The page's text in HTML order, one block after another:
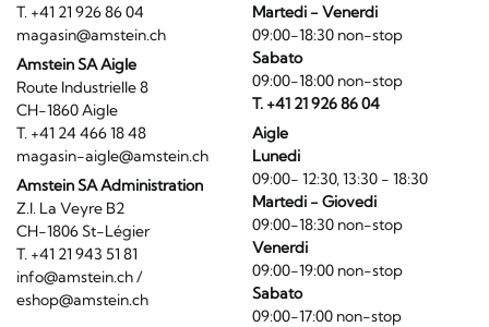
T. +41 21 926 86 04
magasin@amstein.ch
Amstein SA Aigle
Route Industrielle 8
CH-1860 Aigle
T. +41 24 466 18 48
magasin-aigle@amstein.ch
Amstein SA Administration
Z.I. La Veyre B2
CH-1806 St-Légier
T. +41 21 943 51 81
info@amstein.ch/
eshop@amstein.ch
Martedi - Venerdi
09:00-18:30 non-stop
Sabato
09:00-18:00 non-stop
T. +41 21 926 86 04
Aigle
Lunedi
09:00- 12:30, 13:30 - 18:30
Martedi - Giovedi
09:00-18:30 non-stop
Venerdi
09:00-19:00 non-stop
Sabato
09:00-17:00 non-stop